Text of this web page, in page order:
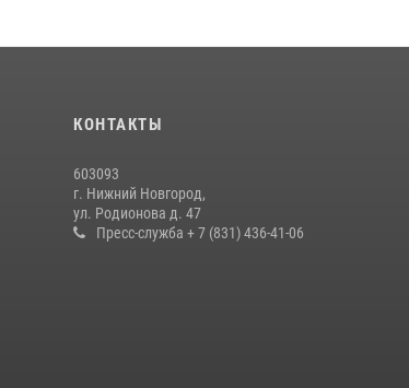
КОНТАКТЫ
603093
г. Нижний Новгород,
ул. Родионова д. 47
Пресс-служба + 7 (831) 436-41-06